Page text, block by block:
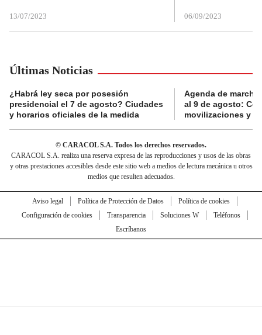
13/07/2023 06/09/2023
Últimas Noticias
¿Habrá ley seca por posesión
presidencial el 7 de agosto? Ciudades
y horarios oficiales de la medida
Agenda de
al 9 de agosto:
movilizaciones y
© CARACOL S.A. Todos los derechos reservados.
CARACOL S.A. realiza una reserva expresa de las reproducciones y usos de las obras
y otras prestaciones accesibles desde este sitio web a medios de lectura mecánica u otros
medios que resulten adecuados.
Aviso legal Política de Protección de Datos
Política de cookies
Configuración de cookies
Transparencia Soluciones W
Teléfonos
Escríbanos